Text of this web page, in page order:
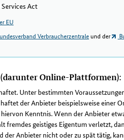
Act
EU
Verbraucherzentraleund der
Online-Plattformen):
Unter bestimmten
der Anbieter beispielsweise einer
Kenntnis. Wenn der Anbieter
geistiges Eigentum verletzt,
Anbieter nicht oder zu spät tätig,